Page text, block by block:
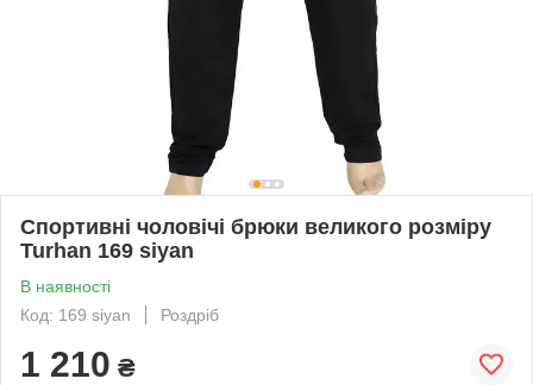
Спортивні чоловічі брюки великого розміру
Turhan 169 siyan
В наявності
Код: 169 siyan
Роздріб
1 210 ₴